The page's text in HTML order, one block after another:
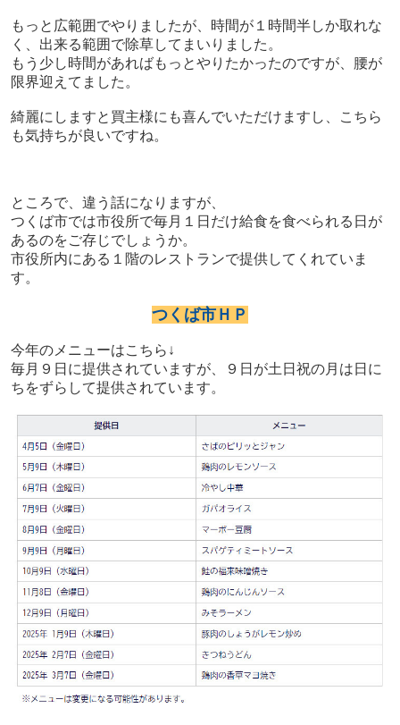
もっと広範囲でやりましたが、時間が１時間半しか取れな
く、出来る範囲で除草してまいりました。
もう少し時間があればもっとやりたかったのですが、腰が
限界迎えてました。
綺麗にしますと買主様にも喜んでいただけますし、こちら
も気持ちが良いですね。
ところで、違う話になりますが、
つくば市では市役所で毎月１日だけ給食を食べられる日が
あるのをご存じでしょうか。
市役所内にある１階のレストランで提供してくれていま
す。
つくば市ＨＰ
今年のメニューはこちら↓
毎月９日に提供されていますが、９日が土日祝の月は日に
ちをずらして提供されています。